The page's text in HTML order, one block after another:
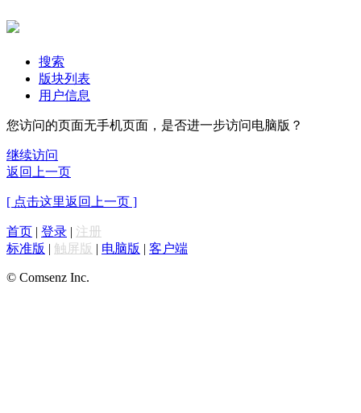
搜索
版块列表
用户信息
您访问的页面无手机页面，是否进一步访问电脑版？
继续访问
返回上一页
[ 点击这里返回上一页 ]
首页 | 登录 | 注册
标准版 | 触屏版 | 电脑版 | 客户端
© Comsenz Inc.